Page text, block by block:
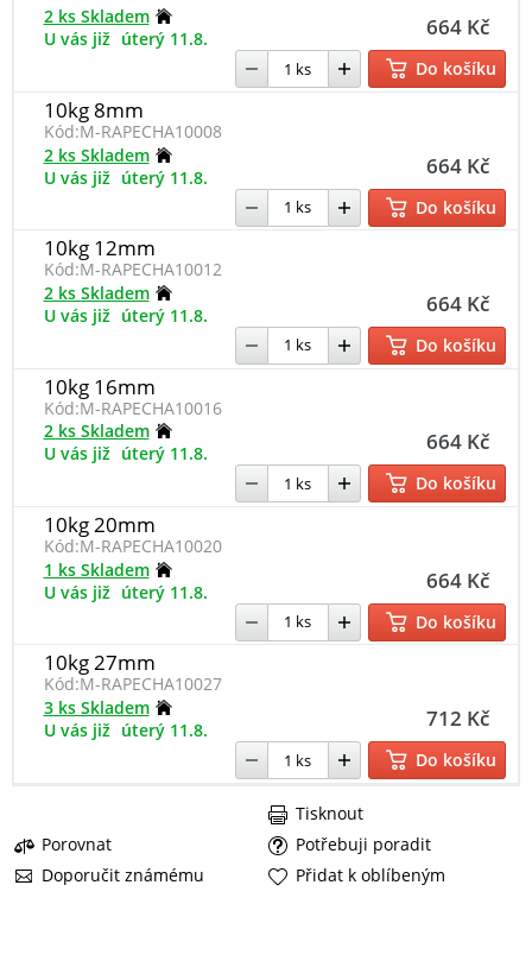
664 Kč
2 ks Skladem
U vás již úterý 11.8.
Do košíku
10kg 8mm
Kód:M-RAPECHA10008
664 Kč
2 ks Skladem
U vás již úterý 11.8.
Do košíku
10kg 12mm
Kód:M-RAPECHA10012
664 Kč
2 ks Skladem
U vás již úterý 11.8.
Do košíku
10kg 16mm
Kód:M-RAPECHA10016
664 Kč
2 ks Skladem
U vás již úterý 11.8.
Do košíku
10kg 20mm
Kód:M-RAPECHA10020
664 Kč
1 ks Skladem
U vás již úterý 11.8.
Do košíku
10kg 27mm
Kód:M-RAPECHA10027
712 Kč
3 ks Skladem
U vás již úterý 11.8.
Do košíku
Porovnat
Potřebuji poradit
Doporučit známému
Tisknout
Přidat k oblíbeným